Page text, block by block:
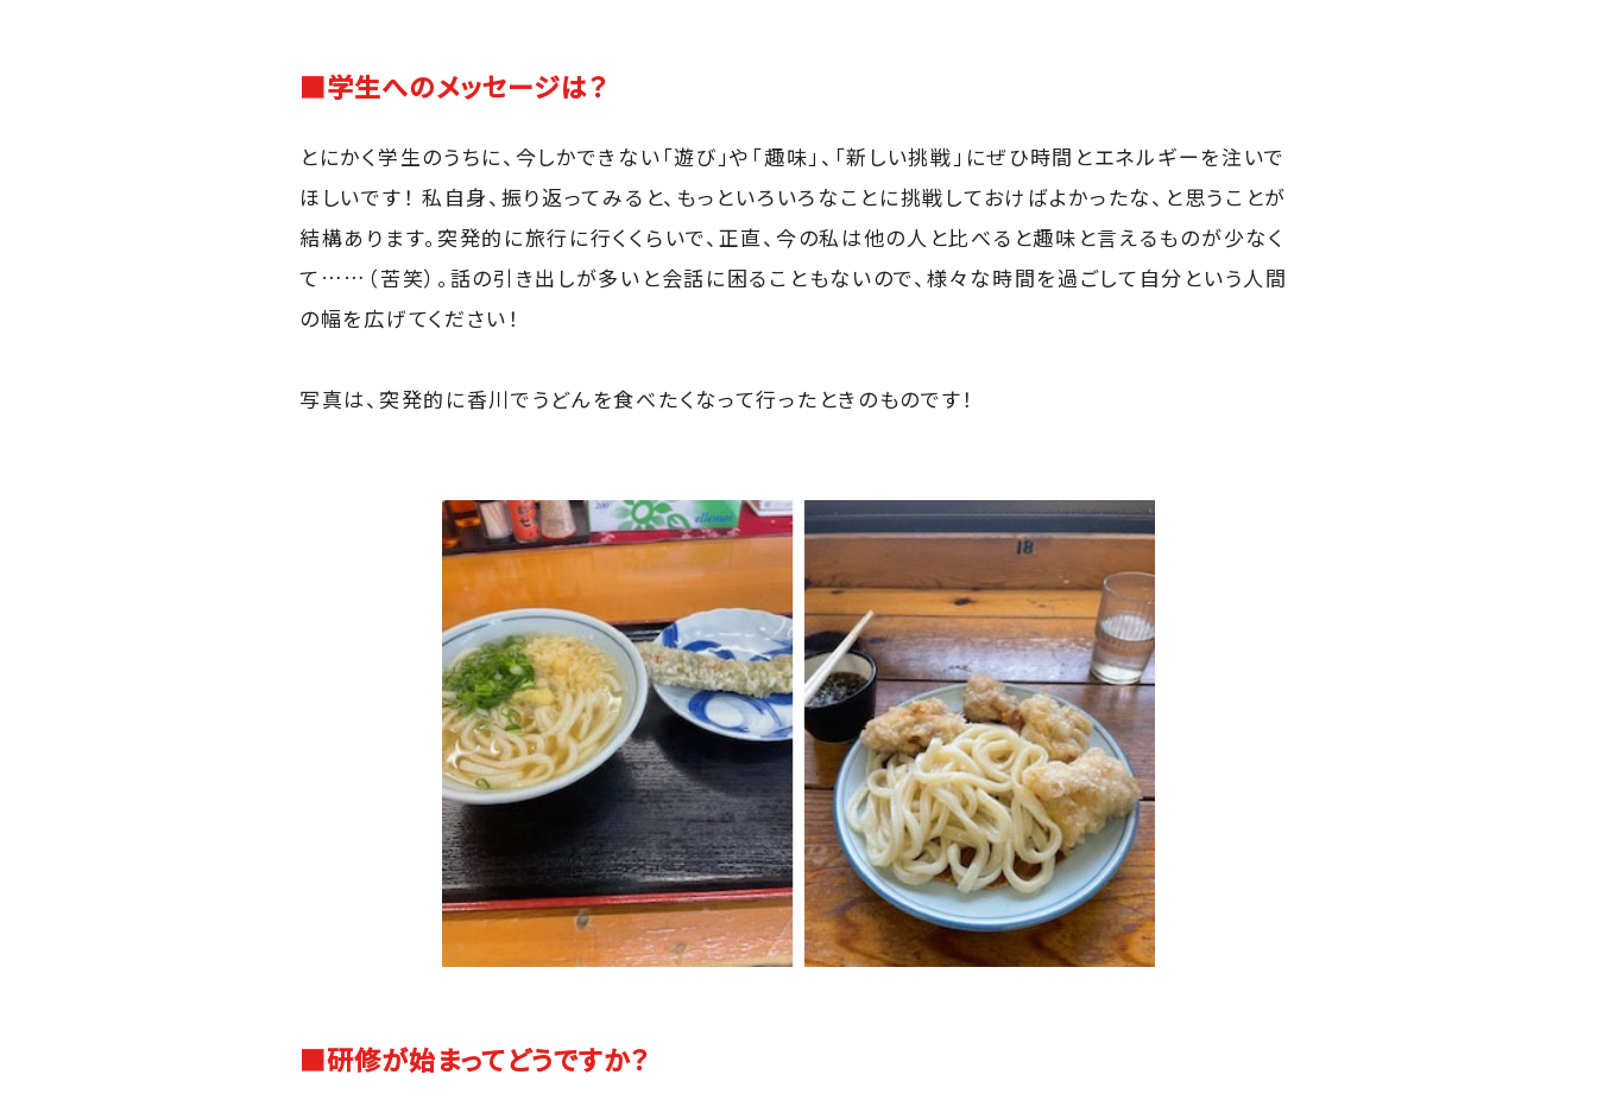
■学生へのメッセージは？
とにかく学生のうちに、今しかできない「遊び」や「趣味」、「新しい挑戦」にぜひ時間とエネルギーを注いで
ほしいです！ 私自身、振り返ってみると、もっといろいろなことに挑戦しておけばよかったな、と思うことが
結構あります。突発的に旅行に行くくらいで、正直、今の私は他の人と比べると趣味と言えるものが少なく
て……（苦笑）。話の引き出しが多いと会話に困ることもないので、様々な時間を過ごして自分という人間
の幅を広げてください！
写真は、突発的に香川でうどんを食べたくなって行ったときのものです！
■研修が始まってどうですか？